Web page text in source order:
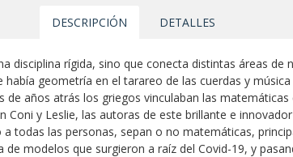
DESCRIPCIÓN DETALLES
rígida, sino que conecta distintas áreas de
geometría en el tarareo de las cuerdas y
años atrás los griegos vinculaban las
y Leslie, las autoras de este brillante e
todas las personas, sepan o no matemáticas,
modelos que surgieron a raíz del Covid-19, y